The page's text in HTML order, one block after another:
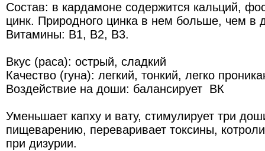
Состав: в кардамоне содержится кальций,
цинк. Природного цинка в нем больше, чем в
Витамины: В1, В2, В3.
Вкус (раса): острый, сладкий
Качество (гуна): легкий, тонкий, легко
Воздействие на доши: балансирует ВК
Уменьшает капху и вату, стимулирует три
пищеварению, переваривает токсины,
при дизурии.